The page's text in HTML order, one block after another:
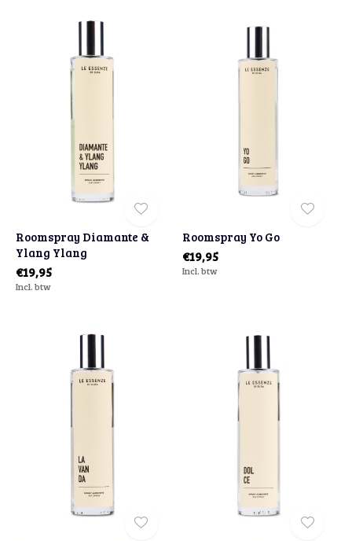
Roomspray Diamante &
Ylang Ylang
€19,95
Incl. btw
Roomspray Yo Go
€19,95
Incl. btw